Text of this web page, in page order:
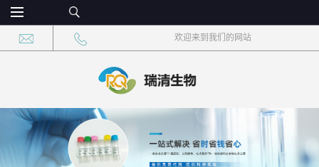
欢迎来到我们的网站